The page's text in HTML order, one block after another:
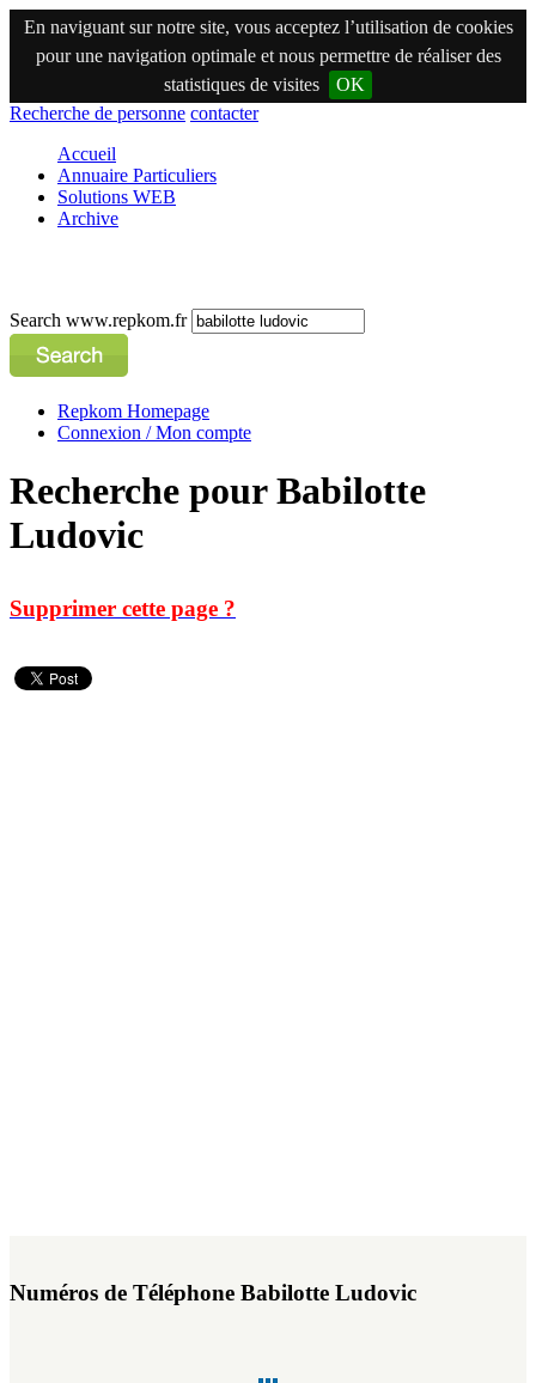
En naviguant sur notre site, vous acceptez l’utilisation de cookies
pour une navigation optimale et nous permettre de réaliser des
statistiques de visites
OK
Recherche de personne contacter
Accueil
Annuaire Particuliers
Solutions WEB
Archive
Search www.repkom.fr
Repkom Homepage
Connexion / Mon compte
Recherche pour Babilotte
Ludovic
Supprimer cette page ?
Numéros de Téléphone Babilotte Ludovic